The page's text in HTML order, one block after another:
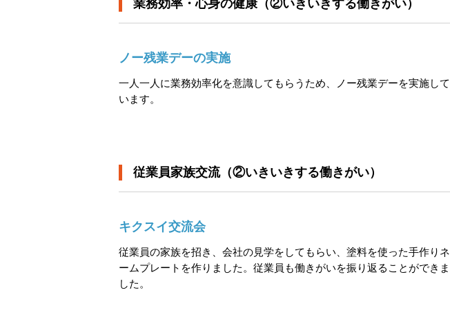
業務効率・心身の健康（②いきいきする働きがい）
ノー残業デーの実施
一人一人に業務効率化を意識してもらうため、ノー残業デーを実施して
います。
従業員家族交流（②いきいきする働きがい）
キクスイ交流会
従業員の家族を招き、会社の見学をしてもらい、塗料を使った手作りネ
ームプレートを作りました。従業員も働きがいを振り返ることができま
した。